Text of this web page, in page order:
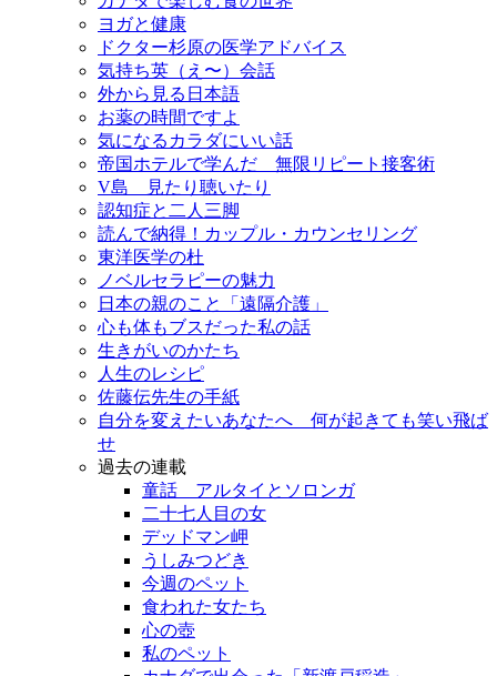
ヨガと健康
ドクター杉原の医学アドバイス
気持ち英（え〜）会話
外から見る日本語
お薬の時間ですよ
気になるカラダにいい話
帝国ホテルで学んだ 無限リピート接客術
V島 見たり聴いたり
認知症と二人三脚
読んで納得！カップル・カウンセリング
東洋医学の杜
ノベルセラピーの魅力
日本の親のこと「遠隔介護」
心も体もブスだった私の話
生きがいのかたち
人生のレシピ
佐藤伝先生の手紙
自分を変えたいあなたへ 何が起きても笑い飛ば
せ
過去の連載
童話 アルタイとソロンガ
二十七人目の女
デッドマン岬
うしみつどき
今週のペット
食われた女たち
心の壺
私のペット